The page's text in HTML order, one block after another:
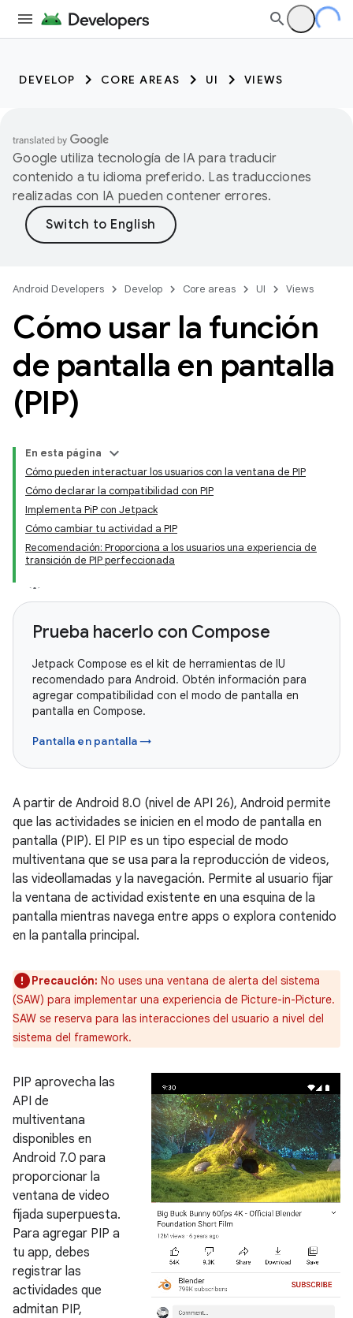
DEVELOP CORE AREAS UI VIEWS
Google utiliza tecnología de IA para traducir
contenido a tu idioma preferido. Las traducciones
realizadas con IA pueden contener errores.
Android Developers Develop Core areas UI Views
Cómo usar la función
de pantalla en pantalla
(PIP)
En esta página
Cómo pueden interactuar los usuarios con la ventana de PIP
Cómo declarar la compatibilidad con PIP
Implementa PiP con Jetpack
Cómo cambiar tu actividad a PIP
Recomendación: Proporciona a los usuarios una experiencia de
transición de PIP perfeccionada
Prueba hacerlo con Compose
Jetpack Compose es el kit de herramientas de IU
recomendado para Android. Obtén información para
agregar compatibilidad con el modo de pantalla en
pantalla en Compose.
Pantalla en pantalla →
A partir de Android 8.0 (nivel de API 26), Android permite
que las actividades se inicien en el modo de pantalla en
pantalla (PIP). El PIP es un tipo especial de modo
multiventana que se usa para la reproducción de videos,
las videollamadas y la navegación. Permite al usuario fijar
la ventana de actividad existente en una esquina de la
pantalla mientras navega entre apps o explora contenido
en la pantalla principal.
Precaución: No uses una ventana de alerta del sistema
(SAW) para implementar una experiencia de Picture-in-Picture.
SAW se reserva para las interacciones del usuario a nivel del
sistema del framework.
PIP aprovecha las
API de
multiventana
disponibles en
Android 7.0 para
proporcionar la
ventana de video
fijada superpuesta.
Para agregar PIP a
tu app, debes
registrar las
actividades que
admitan PIP,